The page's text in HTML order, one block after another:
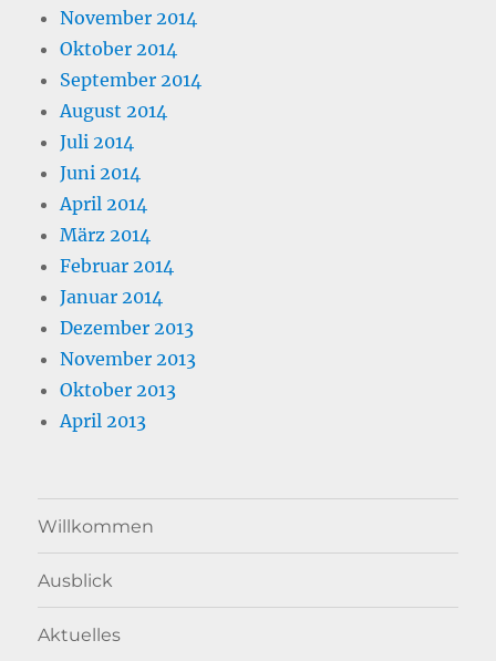
November 2014
Oktober 2014
September 2014
August 2014
Juli 2014
Juni 2014
April 2014
März 2014
Februar 2014
Januar 2014
Dezember 2013
November 2013
Oktober 2013
April 2013
Willkommen
Ausblick
Aktuelles